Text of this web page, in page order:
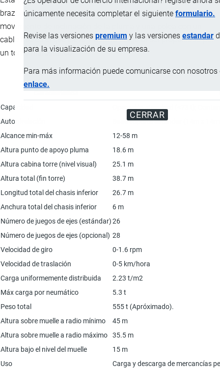
únicamente necesita completar el siguiente formulario.
Revise las versiones premium y las versiones estandar
para la visualización de su empresa.
Para más información puede comunicarse con nosotros
enlace.
CERRAR
brazo o pluma horizontal, un cilindro hidráulico que permite el
movimiento de inclinación de la pluma y una polea con un
cable que es el que eleva y baja la carga al ser propulsado por
un torno hidrostático.
Capacidad
Autonivelación
Base soporte estándar (14m x
Alcance min-máx
12-58 m
Altura punto de apoyo pluma
18.6 m
Altura cabina torre (nivel visual)
25.1 m
Altura total (fin torre)
38.7 m
Longitud total del chasis inferior
26.7 m
Anchura total del chasis inferior
6 m
Número de juegos de ejes (estándar)26
Número de juegos de ejes (opcional) 28
Velocidad de giro
0-1.6 rpm
Velocidad de traslación
0-5 km/hora
Carga uniformemente distribuida
2.23 t/m2
Máx carga por neumático
5.3 t
Peso total
555 t (Apróximado).
Altura sobre muelle a radio mínimo
45 m
Altura sobre muelle a radio máximo
35.5 m
Altura bajo el nivel del muelle
15 m
Uso
Carga y descarga de mercancías